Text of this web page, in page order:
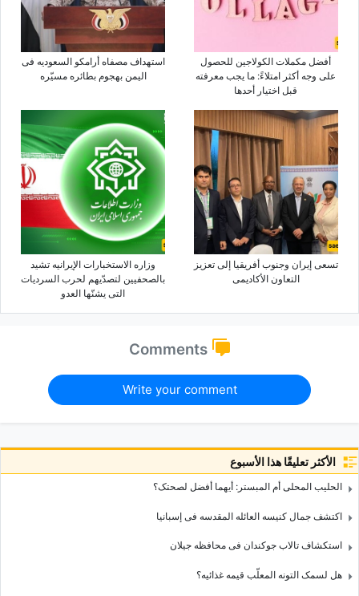
أفضل مکملات الکولاجین للحصول
على وجه أکثر امتلاءً: ما یجب معرفته
قبل اختیار أحدها
استهداف مصفاه أرامکو السعودیه فی
الیمن بهجوم بطائره مسیّره
تسعى إیران وجنوب أفریقیا إلى تعزیز
التعاون الأکادیمی
وزاره الاستخبارات الإیرانیه تشید
بالصحفیین لتصدّیهم لحرب السردیات
التی یشنّها العدو
Comments
Write your comment
الأكثر تعليقًا هذا الأسبوع
الحلیب المحلی أم المبستر: أیهما أفضل لصحتک؟
اکتشف جمال کنیسه العائله المقدسه فی إسبانیا
استکشاف تالاب جوکندان فی محافظه جیلان
هل لسمک التونه المعلّب قیمه غذائیه؟